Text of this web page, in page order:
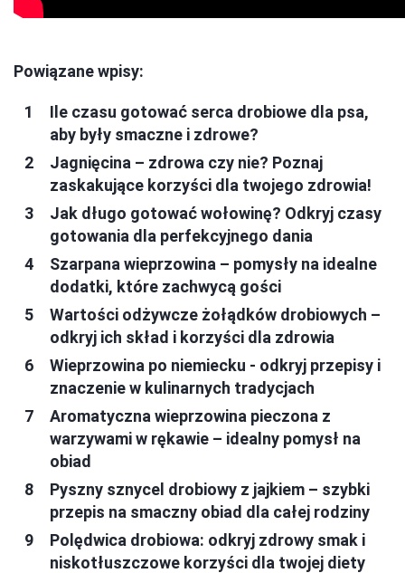
Powiązane wpisy:
Ile czasu gotować serca drobiowe dla psa,
aby były smaczne i zdrowe?
Jagnięcina – zdrowa czy nie? Poznaj
zaskakujące korzyści dla twojego zdrowia!
Jak długo gotować wołowinę? Odkryj czasy
gotowania dla perfekcyjnego dania
Szarpana wieprzowina – pomysły na idealne
dodatki, które zachwycą gości
Wartości odżywcze żołądków drobiowych –
odkryj ich skład i korzyści dla zdrowia
Wieprzowina po niemiecku - odkryj przepisy i
znaczenie w kulinarnych tradycjach
Aromatyczna wieprzowina pieczona z
warzywami w rękawie – idealny pomysł na
obiad
Pyszny sznycel drobiowy z jajkiem – szybki
przepis na smaczny obiad dla całej rodziny
Polędwica drobiowa: odkryj zdrowy smak i
niskotłuszczowe korzyści dla twojej diety